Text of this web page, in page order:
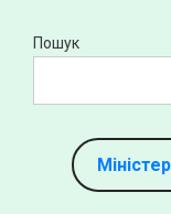
Пошук